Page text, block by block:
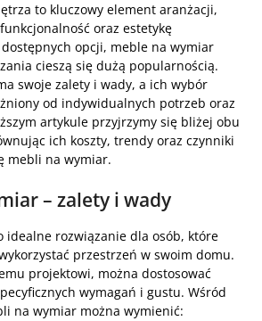
to kluczowy element aranżacji,
oraz estetykę
opcji, meble na wymiar
cieszą się dużą popularnością.
swoje zalety i wady, a ich wybór
od indywidualnych potrzeb oraz
artykule przyjrzymy się bliżej obu
ich koszty, trendy oraz czynniki
mebli na wymiar.
– zalety i wady
idealne rozwiązanie dla osób, które
przestrzeń w swoim domu.
projektowi, można dostosować
wymagań i gustu. Wśród
na wymiar można wymienić: